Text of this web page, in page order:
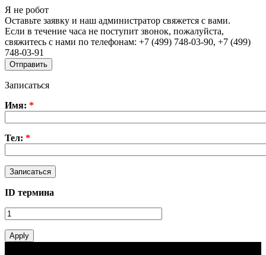
Я не робот
Оставьте заявку и наш администратор свяжется с вами.
Если в течение часа не поступит звонок, пожалуйста,
свяжитесь с нами по телефонам: +7 (499) 748-03-90, +7 (499)
748-03-91
Записаться
Имя: *
Тел: *
ID термина